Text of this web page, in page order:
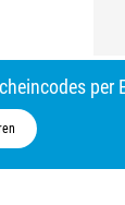
per